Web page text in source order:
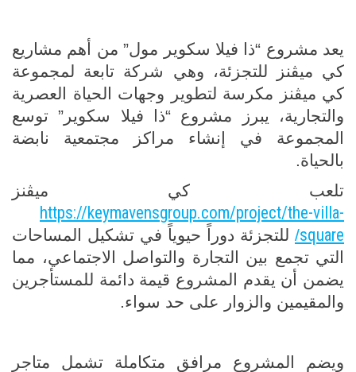
يعد مشروع “ذا فيلا سكوير مول” من أهم مشاريع
كي ميڤنز للتجزئة، وهي شركة تابعة لمجموعة
كي ميڤنز مكرسة لتطوير وجهات الحياة العصرية
والتجارية، يبرز مشروع “ذا فيلا سكوير” توسع
المجموعة في إنشاء مراكز مجتمعية نابضة
بالحياة.
تلعب كي ميڤنز
https://keymavensgroup.com/project/the-villa-
square
/ للتجزئة دوراً حيوياً في تشكيل المساحات
التي تجمع بين التجارة والتواصل الاجتماعي، مما
يضمن أن يقدم المشروع قيمة دائمة للمستأجرين
والمقيمين والزوار على حد سواء.
ويضم المشروع مرافق متكاملة تشمل متاجر